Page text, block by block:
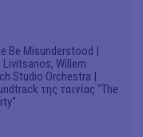
Be Misunderstood |
Willem
Studio Orchestra |
της ταινίας "The